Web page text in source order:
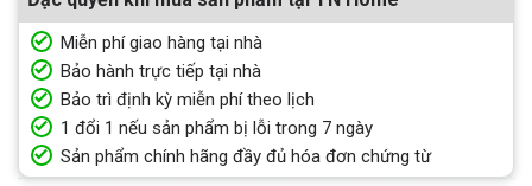
Miễn phí giao hàng tại nhà
Bảo hành trực tiếp tại nhà
Bảo trì định kỳ miễn phí theo lịch
1 đổi 1 nếu sản phẩm bị lỗi trong 7 ngày
Sản phẩm chính hãng đầy đủ hóa đơn chứng từ